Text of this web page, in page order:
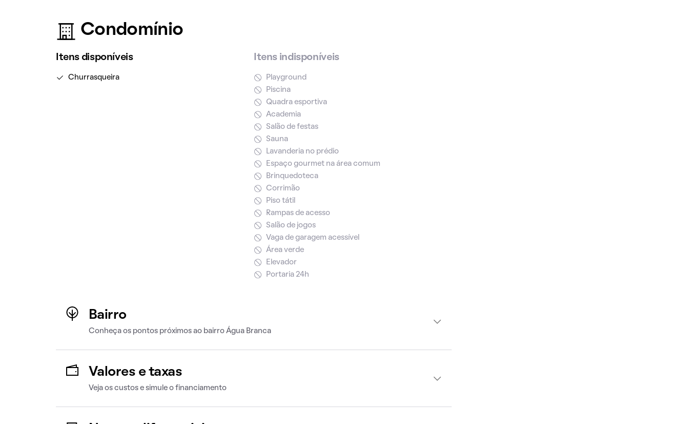
Condomínio
Itens disponíveis
Churrasqueira
Itens indisponíveis
Playground
Piscina
Quadra esportiva
Academia
Salão de festas
Sauna
Lavanderia no prédio
Espaço gourmet na área comum
Brinquedoteca
Corrimão
Piso tátil
Rampas de acesso
Salão de jogos
Vaga de garagem acessível
Área verde
Elevador
Portaria 24h
Bairro
Conheça os pontos próximos ao bairro Água Branca
Valores e taxas
Veja os custos e simule o financiamento